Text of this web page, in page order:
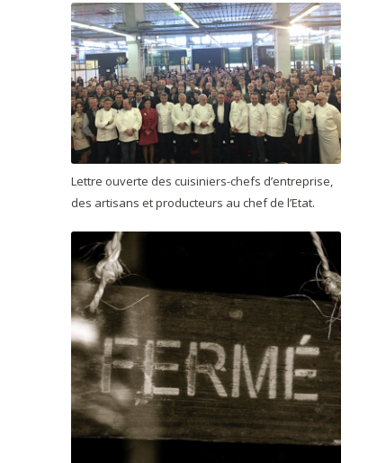
Lettre ouverte des cuisiniers-chefs d’entreprise,
des artisans et producteurs au chef de l’Etat.